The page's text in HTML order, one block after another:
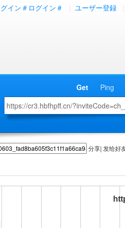
イン＃ログイン＃ ユーザー登録
Get Ping
分享| 发给好